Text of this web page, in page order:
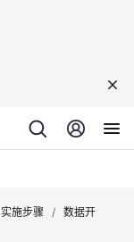
实施步骤 / 数据开